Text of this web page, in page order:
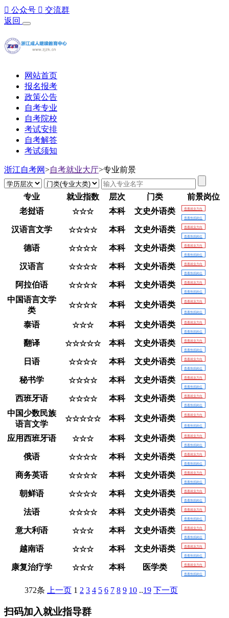
 公众号  交流群
返回
网站首页
报名报考
政策公告
自考专业
自考院校
考试安排
自考解答
考试须知
浙江自考网>自考就业大厅>专业前景
专业 就业指数 层次 门类
前景岗位
老挝语
☆☆☆ 本科 文史外语类 查看就业方向
查看热招岗位
汉语言文学 ☆☆☆☆ 本科 文史外语类 查看就业方向
查看热招岗位
德语 ☆☆☆☆ 本科 文史外语类 查看就业方向
查看热招岗位
汉语言 ☆☆☆☆ 本科 文史外语类 查看就业方向
查看热招岗位
阿拉伯语 ☆☆☆☆ 本科 文史外语类 查看就业方向
查看热招岗位
中国语言文学
类
☆☆☆☆ 本科 文史外语类 查看就业方向
查看热招岗位
泰语 ☆☆☆ 本科 文史外语类 查看就业方向
查看热招岗位
翻译 ☆☆☆☆☆ 本科 文史外语类 查看就业方向
查看热招岗位
日语 ☆☆☆☆ 本科 文史外语类 查看就业方向
查看热招岗位
秘书学 ☆☆☆☆ 本科 文史外语类 查看就业方向
查看热招岗位
西班牙语 ☆☆☆☆ 本科 文史外语类 查看就业方向
查看热招岗位
中国少数民族
语言文学
☆☆☆☆☆ 本科 文史外语类 查看就业方向
查看热招岗位
应用西班牙语 ☆☆☆ 本科 文史外语类 查看就业方向
查看热招岗位
俄语 ☆☆☆☆ 本科 文史外语类 查看就业方向
查看热招岗位
商务英语 ☆☆☆☆ 本科 文史外语类 查看就业方向
查看热招岗位
朝鲜语 ☆☆☆☆ 本科 文史外语类 查看就业方向
查看热招岗位
法语 ☆☆☆☆ 本科 文史外语类 查看就业方向
查看热招岗位
意大利语 ☆☆☆ 本科 文史外语类 查看就业方向
查看热招岗位
越南语 ☆☆☆ 本科 文史外语类 查看就业方向
查看热招岗位
康复治疗学 ☆☆☆ 本科 医学类 查看就业方向
查看热招岗位
372条 上一页 1 2 3 4 5 6 7 8 9 10 ..19 下一页
扫码加入就业指导群